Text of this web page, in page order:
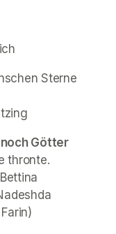
Sterne
Götter
thronte.